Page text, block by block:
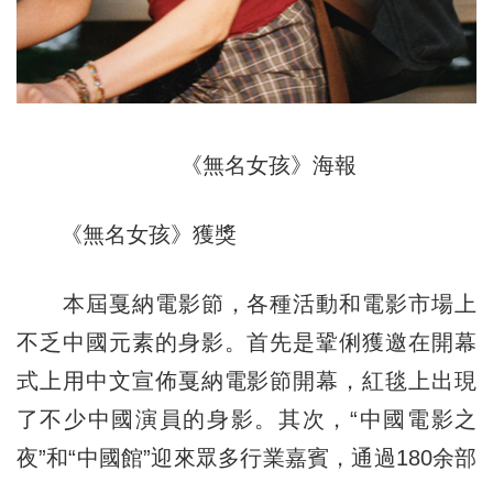
《無名女孩》海報
《無名女孩》獲獎
本屆戛納電影節，各種活動和電影市場上
不乏中國元素的身影。首先是鞏俐獲邀在開幕
式上用中文宣佈戛納電影節開幕，紅毯上出現
了不少中國演員的身影。其次，“中國電影之
夜”和“中國館”迎來眾多行業嘉賓，通過180余部